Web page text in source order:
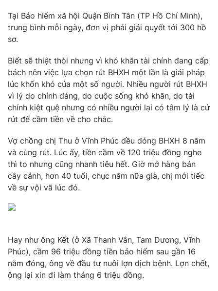
Thị trường 24h Tấm lòng Việt
VTV4 Vươn mình bằng AI
VTV9 VTV8
Liên hệ tòa soạn English
THỜI BÁO VTV
Cơ quan báo chí:Thời báo VTV
Giấy phép hoạt động báo in và báo điện tử số 483/GP-BTTTT
cấp ngày 29/12/2023
Tổng Biên tập: Vũ Thanh Thủy
Tại Bảo hiểm xã hội Quận Bình Tân (TP Hồ Chí Minh),
trung bình mỗi ngày, đơn vị phải giải quyết tới 300 hồ
sơ.
Biết sẽ thiệt thòi nhưng vì khó khăn tài chính đang cấp
bách nên việc lựa chọn rút BHXH một lần là giải pháp
lúc khốn khó của một số người. Nhiều người rút BHXH
vì lý do chính đáng, do cuộc sống khó khăn, do tài
chính kiệt quệ nhưng có nhiều người lại có tâm lý là cứ
rút để cầm tiền về cho chắc.
Vợ chồng chị Thu ở Vĩnh Phúc đều đóng BHXH 8 năm
và cùng rút. Lúc ấy, tiền cầm về 120 triệu đồng nghe
thì to nhưng cũng nhanh tiêu hết. Giờ mở hàng bán
cây cảnh, hơn 40 tuổi, chục năm nữa già, chị mới tiếc
về sự vội vã lúc đó.
Hay như ông Kết (ở Xã Thanh Vân, Tam Dương, Vĩnh
Phúc), cầm 96 triệu đồng tiền bảo hiểm sau gần 16
năm đóng, ông về đầu tư nuôi lợn dịch bệnh. Lợn chết,
ông lại xin đi làm tháng 6 triệu đồng.